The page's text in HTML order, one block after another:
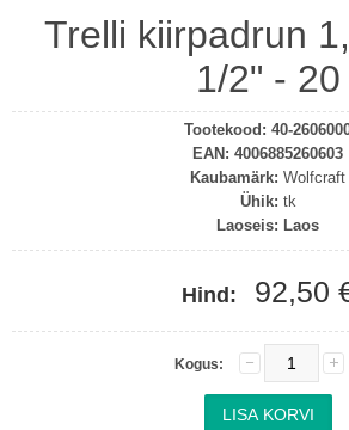
Trelli kiirpadrun
1/2" - 20
Tootekood: 40-
EAN: 4006885260603
Kaubamärk: Wolfcraft
Ühik: tk
Laoseis: Laos
Hind: 92,50
Kogus: